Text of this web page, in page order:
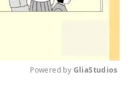
Powered by GliaStudios